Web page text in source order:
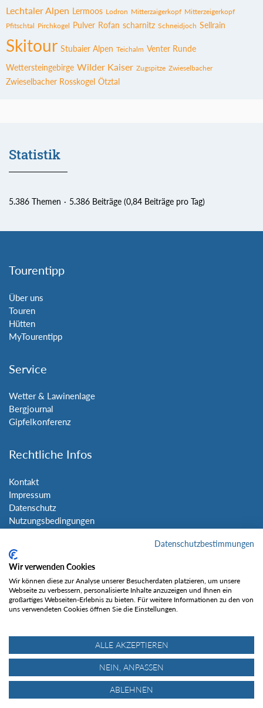
Lechtaler Alpen Lermoos Lodron Mitterzaigerkopf Mitterzeigerkopf
Pfitschtal Pirchkogel Pulver Rofan scharnitz Schneidjoch Sellrain
Skitour Stubaier Alpen Teichalm Venter Runde
Wettersteingebirge Wilder Kaiser Zugspitze Zwieselbacher
Zwieselbacher Rosskogel Ötztal
Statistik
5.386 Themen 5.386 Beiträge (0,84 Beiträge pro Tag)
Tourentipp
Über uns
Touren
Hütten
MyTourentipp
Service
Wetter & Lawinenlage
Bergjournal
Gipfelkonferenz
Rechtliche Infos
Kontakt
Impressum
Datenschutz
Nutzungsbedingungen
Social Media
Gefällt mir
Datenschutzbestimmungen
Wir verwenden Cookies
Wir können diese zur Analyse unserer Besucherdaten platzieren, um unsere
Webseite zu verbessern, personalisierte Inhalte anzuzeigen und Ihnen ein
großartiges Webseiten-Erlebnis zu bieten. Für weitere Informationen zu den von
uns verwendeten Cookies öffnen Sie die Einstellungen.
ALLE AKZEPTIEREN
NEIN, ANPASSEN
ABLEHNEN